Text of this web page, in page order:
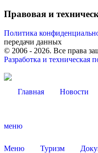
Правовая и
Политика
передачи данных
© 2006 - 2026. Все права
Разработка и техническая
Главная Новости
меню
Меню Туризм